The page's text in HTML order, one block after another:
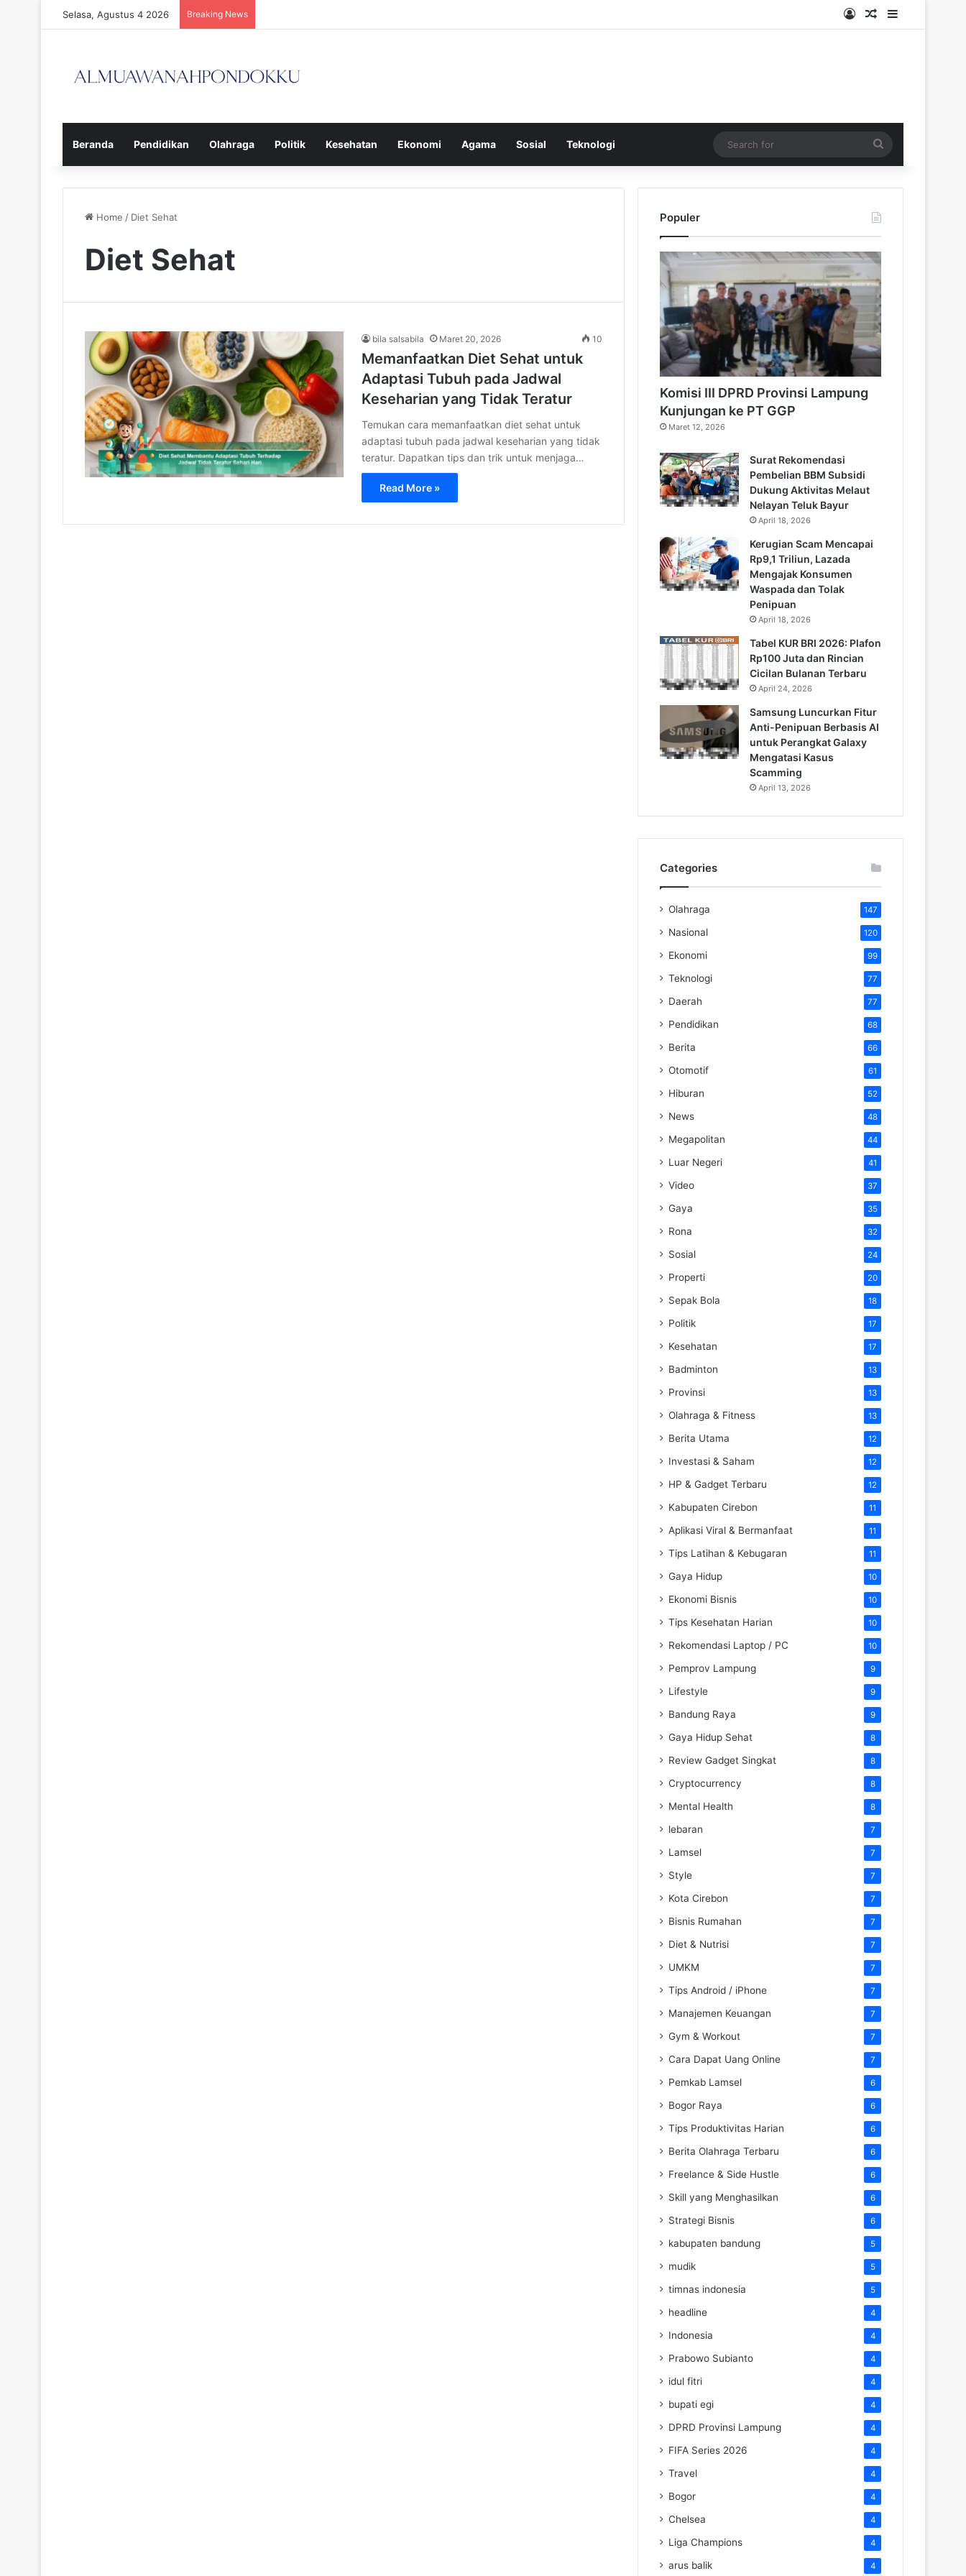
Selasa, Agustus 4 2026 Breaking News Log InRandom Article
Sidebar
Beranda Pendidikan Olahraga Politik Kesehatan Ekonomi Agama Sosial Teknologi
for
Home / Diet Sehat
Diet Sehat
bila salsabila Maret 20, 2026 10
Memanfaatkan Diet Sehat untuk
Adaptasi Tubuh pada Jadwal
Keseharian yang Tidak Teratur
Temukan cara memanfaatkan diet sehat untuk
adaptasi tubuh pada jadwal keseharian yang tidak
teratur. Dapatkan tips dan trik untuk menjaga…
Read More »
Populer
Komisi III DPRD Provinsi Lampung
Kunjungan ke PT GGP
Maret 12, 2026
Surat Rekomendasi
Pembelian BBM Subsidi
Dukung Aktivitas Melaut
Nelayan Teluk Bayur
April 18, 2026
Kerugian Scam Mencapai
Rp9,1 Triliun, Lazada
Mengajak Konsumen
Waspada dan Tolak
Penipuan
April 18, 2026
Tabel KUR BRI 2026: Plafon
Rp100 Juta dan Rincian
Cicilan Bulanan Terbaru
April 24, 2026
Samsung Luncurkan Fitur
Anti-Penipuan Berbasis AI
untuk Perangkat Galaxy
Mengatasi Kasus
Scamming
April 13, 2026
Categories
Olahraga 147
Nasional 120
Ekonomi 99
Teknologi 77
Daerah 77
Pendidikan 68
Berita 66
Otomotif 61
Hiburan 52
News 48
Megapolitan 44
Luar Negeri 41
Video 37
Gaya 35
Rona 32
Sosial 24
Properti 20
Sepak Bola 18
Politik 17
Kesehatan 17
Badminton 13
Provinsi 13
Olahraga & Fitness 13
Berita Utama 12
Investasi & Saham 12
HP & Gadget Terbaru 12
Kabupaten Cirebon 11
Aplikasi Viral & Bermanfaat 11
Tips Latihan & Kebugaran 11
Gaya Hidup 10
Ekonomi Bisnis 10
Tips Kesehatan Harian 10
Rekomendasi Laptop / PC 10
Pemprov Lampung 9
Lifestyle 9
Bandung Raya 9
Gaya Hidup Sehat 8
Review Gadget Singkat 8
Cryptocurrency 8
Mental Health 8
lebaran 7
Lamsel 7
Style 7
Kota Cirebon 7
Bisnis Rumahan 7
Diet & Nutrisi 7
UMKM 7
Tips Android / iPhone 7
Manajemen Keuangan 7
Gym & Workout 7
Cara Dapat Uang Online 7
Pemkab Lamsel 6
Bogor Raya 6
Tips Produktivitas Harian 6
Berita Olahraga Terbaru 6
Freelance & Side Hustle 6
Skill yang Menghasilkan 6
Strategi Bisnis 6
kabupaten bandung 5
mudik 5
timnas indonesia 5
headline 4
Indonesia 4
Prabowo Subianto 4
idul fitri 4
bupati egi 4
DPRD Provinsi Lampung 4
FIFA Series 2026 4
Travel 4
Bogor 4
Chelsea 4
Liga Champions 4
arus balik 4